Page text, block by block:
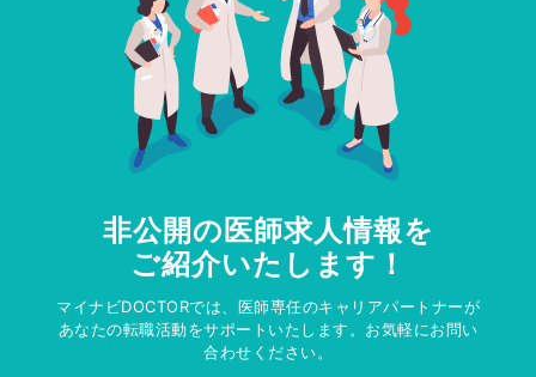
非公開の医師求人情報を
ご紹介いたします！
マイナビDOCTORでは、医師専任のキャリアパートナーが
あなたの転職活動をサポートいたします。お気軽にお問い
合わせください。